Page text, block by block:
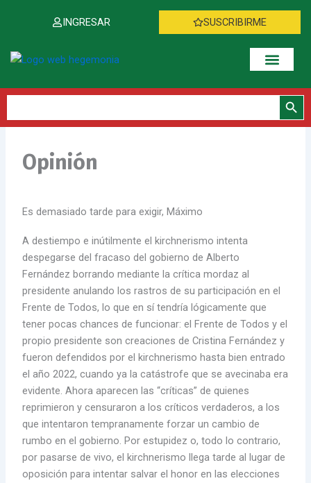
INGRESAR SUSCRIBIRME
Botón de
Opinión
Es demasiado tarde para exigir, Máximo
A destiempo e inútilmente el kirchnerismo intenta
despegarse del fracaso del gobierno de Alberto
Fernández borrando mediante la crítica mordaz al
presidente anulando los rastros de su participación en el
Frente de Todos, lo que en sí tendría lógicamente que
tener pocas chances de funcionar: el Frente de Todos y el
propio presidente son creaciones de Cristina Fernández y
fueron defendidos por el kirchnerismo hasta bien entrado
el año 2022, cuando ya la catástrofe que se avecinaba era
evidente. Ahora aparecen las “críticas” de quienes
reprimieron y censuraron a los críticos verdaderos, a los
que intentaron tempranamente forzar un cambio de
rumbo en el gobierno. Por estupidez o, todo lo contrario,
por pasarse de vivo, el kirchnerismo llega tarde al lugar de
oposición para intentar salvar el honor en las elecciones